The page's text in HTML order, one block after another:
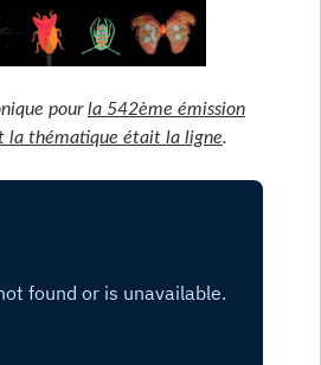
pourla 542ème émission
la thématique était la ligne.